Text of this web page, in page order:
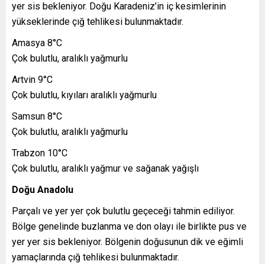
yer sis bekleniyor. Doğu Karadeniz’in iç kesimlerinin
yükseklerinde çığ tehlikesi bulunmaktadır.
Amasya 8°C
Çok bulutlu, aralıklı yağmurlu
Artvin 9°C
Çok bulutlu, kıyıları aralıklı yağmurlu
Samsun 8°C
Çok bulutlu, aralıklı yağmurlu
Trabzon 10°C
Çok bulutlu, aralıklı yağmur ve sağanak yağışlı
Doğu Anadolu
Parçalı ve yer yer çok bulutlu geçeceği tahmin ediliyor.
Bölge genelinde buzlanma ve don olayı ile birlikte pus ve
yer yer sis bekleniyor. Bölgenin doğusunun dik ve eğimli
yamaçlarında çığ tehlikesi bulunmaktadır.